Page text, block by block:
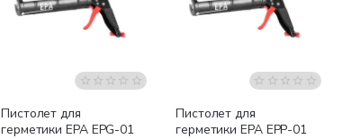
Пистолет для
герметики EPA EPG-01
Пистолет для
герметики EPA EPP-01